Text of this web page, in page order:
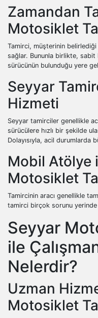
Zamandan
Motosiklet
Tamirci, müşterinin
sağlar. Bununla birlikte,
sürücünün bulunduğu yere
Seyyar
Hizmeti
Seyyar tamirciler genellikle
sürücülere hızlı bir şekilde
Dolayısıyla, acil durumlarda
Mobil Atölye
Motosiklet
Tamircinin aracı genellikle
tamirci birçok sorunu
Seyyar
ile
Nelerdir?
Uzman
Motosiklet